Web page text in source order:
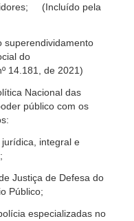
(Incluído pela
superendividamento
do
de 2021)
Nacional das
público com os
integral e
Justiça de Defesa do
Público;
especializadas no